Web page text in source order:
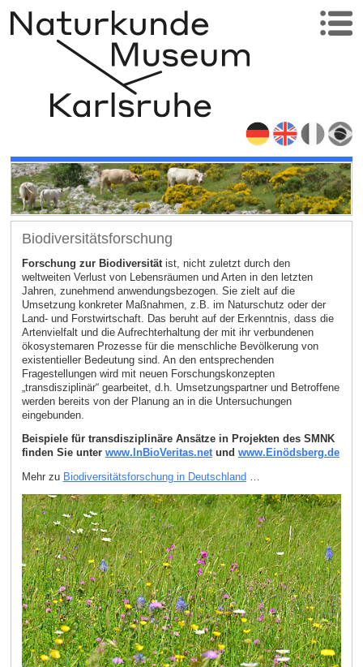
Biodiversitätsforschung
Forschung zur Biodiversitätist, nicht zuletzt durch den
weltweiten Verlust von Lebensräumen und Arten in den letzten
Jahren, zunehmend anwendungsbezogen. Sie zielt auf die
Umsetzung konkreter Maßnahmen, z.B. im Naturschutz oder der
Land- und Forstwirtschaft. Das beruht auf der Erkenntnis, dass die
Artenvielfalt und die Aufrechterhaltung der mit ihr verbundenen
ökosystemaren Prozesse für die menschliche Bevölkerung von
existentieller Bedeutung sind. An den entsprechenden
Fragestellungen wird mit neuen Forschungskonzepten
„transdisziplinär“ gearbeitet, d.h. Umsetzungspartner und Betroffene
werden bereits von der Planung an in die Untersuchungen
eingebunden.
Beispiele für transdisziplinäre Ansätze in Projekten des SMNK
finden Sie unter www.InBioVeritas.netund www.Einödsberg.de
Mehr zu Biodiversitätsforschung in Deutschland …